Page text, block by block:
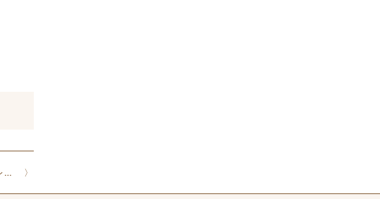
『元気読本』にて秋のおすすめレシピを紹介させていただいてます。